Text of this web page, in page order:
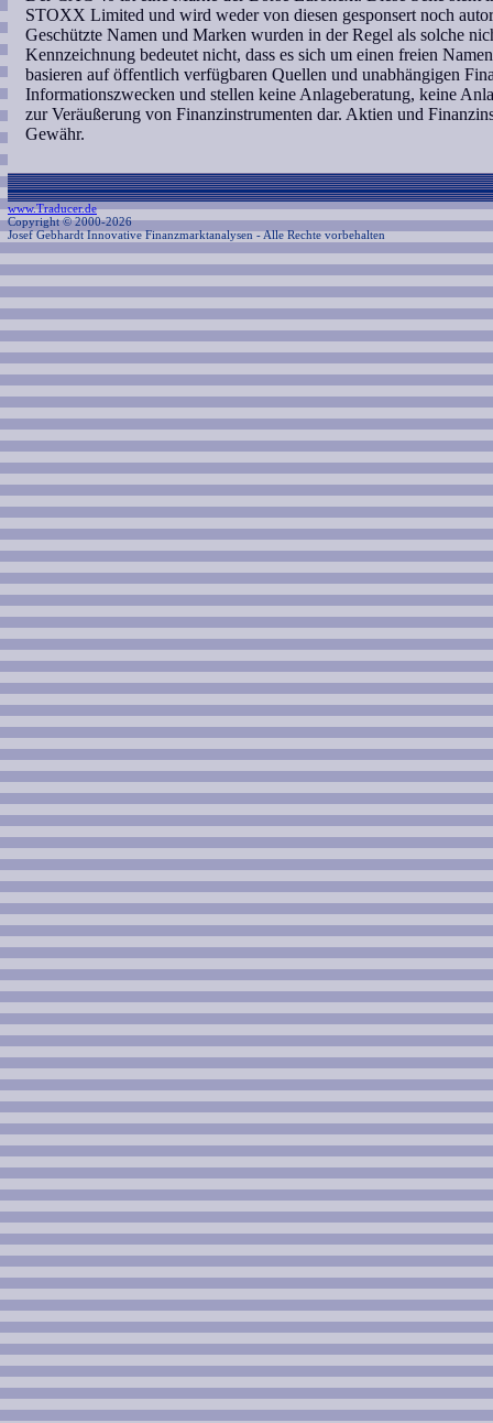
STOXX Limited und wird weder von diesen gesponsert noch
Geschützte Namen und Marken wurden in der Regel als solche
Kennzeichnung bedeutet nicht, dass es sich um einen freien
basieren auf öffentlich verfügbaren Quellen und unabhängigen
Informationszwecken und stellen keine Anlageberatung, keine
zur Veräußerung von Finanzinstrumenten dar. Aktien und
Gewähr.
www.Traducer.de
Copyright © 2000-2026
Josef Gebhardt Innovative Finanzmarktanalysen - Alle Rechte vorbehalten